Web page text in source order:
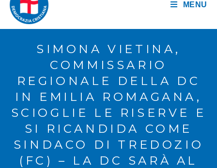
MENU
SIMONA VIETINA,
COMMISSARIO
REGIONALE DELLA DC
IN EMILIA ROMAGANA,
SCIOGLIE LE RISERVE E
SI RICANDIDA COME
SINDACO DI TREDOZIO
(FC) – LA DC SARÀ AL